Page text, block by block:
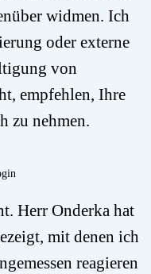
widmen. Ich
oder externe
von
empfehlen, Ihre
zu nehmen.
Herr Onderka hat
mit denen ich
reagieren